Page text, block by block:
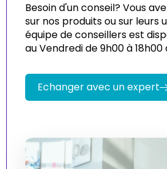
Besoin d'un conseil? Vous
sur nos produits ou sur leurs
équipe de conseillers est
au Vendredi de 9h00 à 18h00
Echanger avec un expert